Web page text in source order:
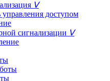
ᐯ
управления доступом
сигнализации ᐯ